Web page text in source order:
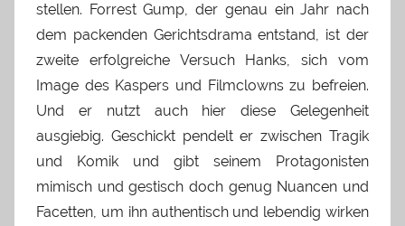
stellen. Forrest Gump, der genau ein Jahr nach
dem packenden Gerichtsdrama entstand, ist der
zweite erfolgreiche Versuch Hanks, sich vom
Image des Kaspers und Filmclowns zu befreien.
Und er nutzt auch hier diese Gelegenheit
ausgiebig. Geschickt pendelt er zwischen Tragik
und Komik und gibt seinem Protagonisten
mimisch und gestisch doch genug Nuancen und
Facetten, um ihn authentisch und lebendig wirken